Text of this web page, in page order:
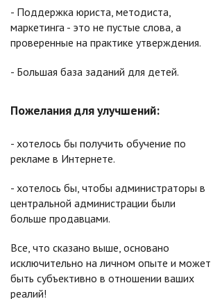
- Поддержка юриста, методиста,
маркетинга - это не пустые слова, а
проверенные на практике утверждения.
- Большая база заданий для детей.
Пожелания для улучшений:
- хотелось бы получить обучение по
рекламе в Интернете.
- хотелось бы, чтобы администраторы в
центральной администрации были
больше продавцами.
Все, что сказано выше, основано
исключительно на личном опыте и может
быть субъективно в отношении ваших
реалий!